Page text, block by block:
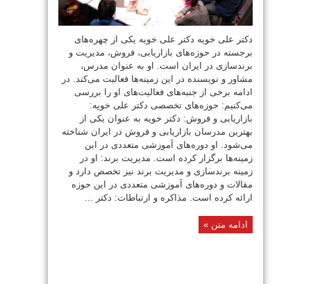
دکتر علی خویه دکتر علی خویه یکی از چهره‌های
برجسته در حوزه‌های بازاریابی، فروش، مدیریت و
برندسازی در ایران است. او به عنوان مدرس،
مشاور و نویسنده در این زمینه‌ها فعالیت می‌کند. در
ادامه برخی از جنبه‌های فعالیت‌های او را بررسی
می‌کنیم: حوزه‌های تخصصی دکتر علی خویه:
بازاریابی و فروش: دکتر خویه به عنوان یکی از
بهترین مدرسان بازاریابی و فروش در ایران شناخته
می‌شود. او دوره‌های آموزشی متعددی در این
زمینه‌ها برگزار کرده است. مدیریت برند: او در
زمینه برندسازی و مدیریت برند نیز تخصص دارد و
مقالات و دوره‌های آموزشی متعددی در این حوزه
ارائه کرده است. مذاکره و ارتباطات: دکتر ...
ادامه متن »